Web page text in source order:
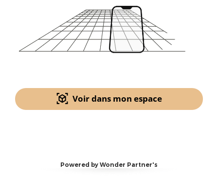
Voir dans mon espace
Powered by Wonder Partner's